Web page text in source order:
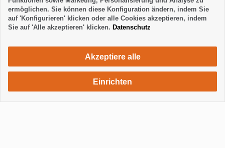
930 €/ Woche
ermöglichen. Sie können diese Konfiguration ändern, indem Sie
auf 'Konfigurieren' klicken oder alle Cookies akzeptieren, indem
Sie auf 'Alle akzeptieren' klicken. Datenschutz
Akzeptiere alle
Einrichten